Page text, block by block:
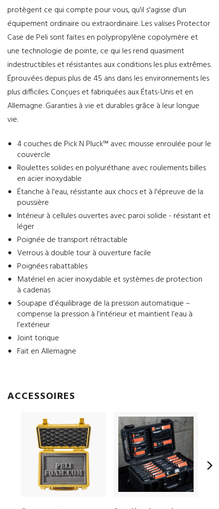
protègent ce qui compte pour vous, qu'il s'agisse d'un
équipement ordinaire ou extraordinaire. Les valises Protector
Case de Peli sont faites en polypropylène copolymère et
une technologie de pointe, ce qui les rend quasiment
indestructibles et résistantes aux conditions les plus extrêmes.
Éprouvées depuis plus de 45 ans dans les environnements les
plus difficiles. Conçues et fabriquées aux États-Unis et en
Allemagne. Garanties à vie et durables grâce à leur longue
vie.
4 couches de Pick N Pluck™ avec mousse enroulée pour le
couvercle
Roulettes solides en polyuréthane avec roulements billes
en acier inoxydable
Étanche à l'eau, résistante aux chocs et à l'épreuve de la
poussière
Intérieur à cellules ouvertes avec paroi solide - résistant et
léger
Poignée de transport rétractable
Verrous à double tour à ouverture facile
Poignées rabattables
Matériel en acier inoxydable et systèmes de protection
à cadenas
Soupape d’équilibrage de la pression automatique –
compense la pression à l’intérieur et maintient l’eau à
l’extérieur
Joint torique
Fait en Allemagne
ACCESSOIRES